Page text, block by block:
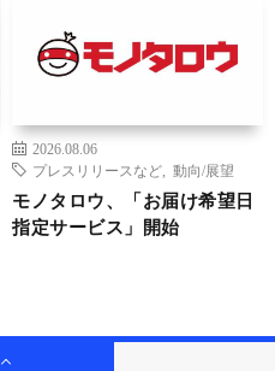
2026.08.06
プレスリリースなど
動向/展望
モノタロウ、「お届け希望日
指定サービス」開始